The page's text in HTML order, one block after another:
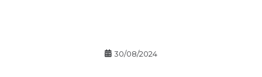
30/08/2024